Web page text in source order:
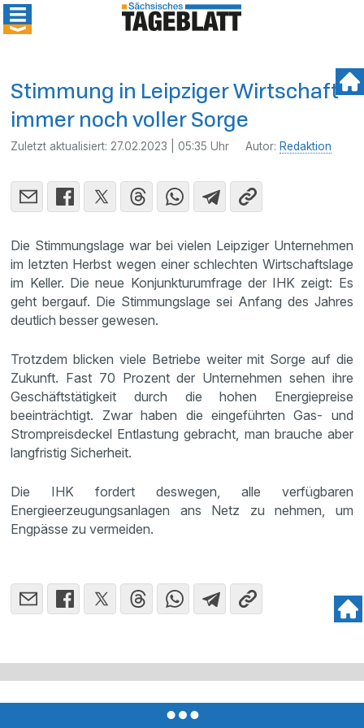
Stimmung in Leipziger Wirtschaft
immer noch voller Sorge
Zuletzt aktualisiert: 27.02.2023 | 05:35 Uhr Autor: Redaktion
Die Stimmungslage war bei vielen Leipziger Unternehmen
im letzten Herbst wegen einer schlechten Wirtschaftslage
im Keller. Die neue Konjunkturumfrage der IHK zeigt: Es
geht bergauf. Die Stimmungslage sei Anfang des Jahres
deutlich besser gewesen.
Trotzdem blicken viele Betriebe weiter mit Sorge auf die
Zukunft. Fast 70 Prozent der Unternehmen sehen ihre
Geschäftstätigkeit durch die hohen Energiepreise
beeinträchtigt. Zwar haben die eingeführten Gas- und
Strompreisdeckel Entlastung gebracht, man brauche aber
langfristig Sicherheit.
Die IHK fordert deswegen, alle verfügbaren
Energieerzeugungsanlagen ans Netz zu nehmen, um
Engpässe zu vermeiden.